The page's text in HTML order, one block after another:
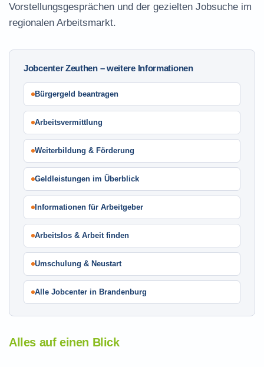
Vorstellungsgesprächen und der gezielten Jobsuche im
regionalen Arbeitsmarkt.
Jobcenter Zeuthen – weitere Informationen
Bürgergeld beantragen
Arbeitsvermittlung
Weiterbildung & Förderung
Geldleistungen im Überblick
Informationen für Arbeitgeber
Arbeitslos & Arbeit finden
Umschulung & Neustart
Alle Jobcenter in Brandenburg
Alles auf einen Blick